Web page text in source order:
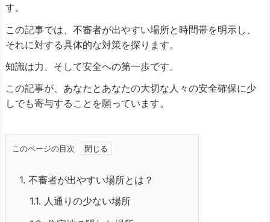
す。
この記事では、不審者が出やすい場所と時間帯を明示し、
それに対する具体的な対策を探ります。
知識は力、そして安全への第一歩です。
この記事が、あなたとあなたの大切な人々の安全確保に少
しでも寄与することを願っています。
このページの目次
1. 不審者が出やすい場所とは？
1.1. 人通りの少ない場所